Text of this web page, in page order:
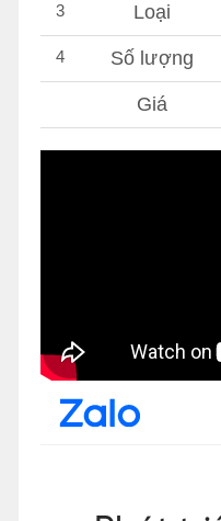
3 Loại
4 Số lượng
Giá